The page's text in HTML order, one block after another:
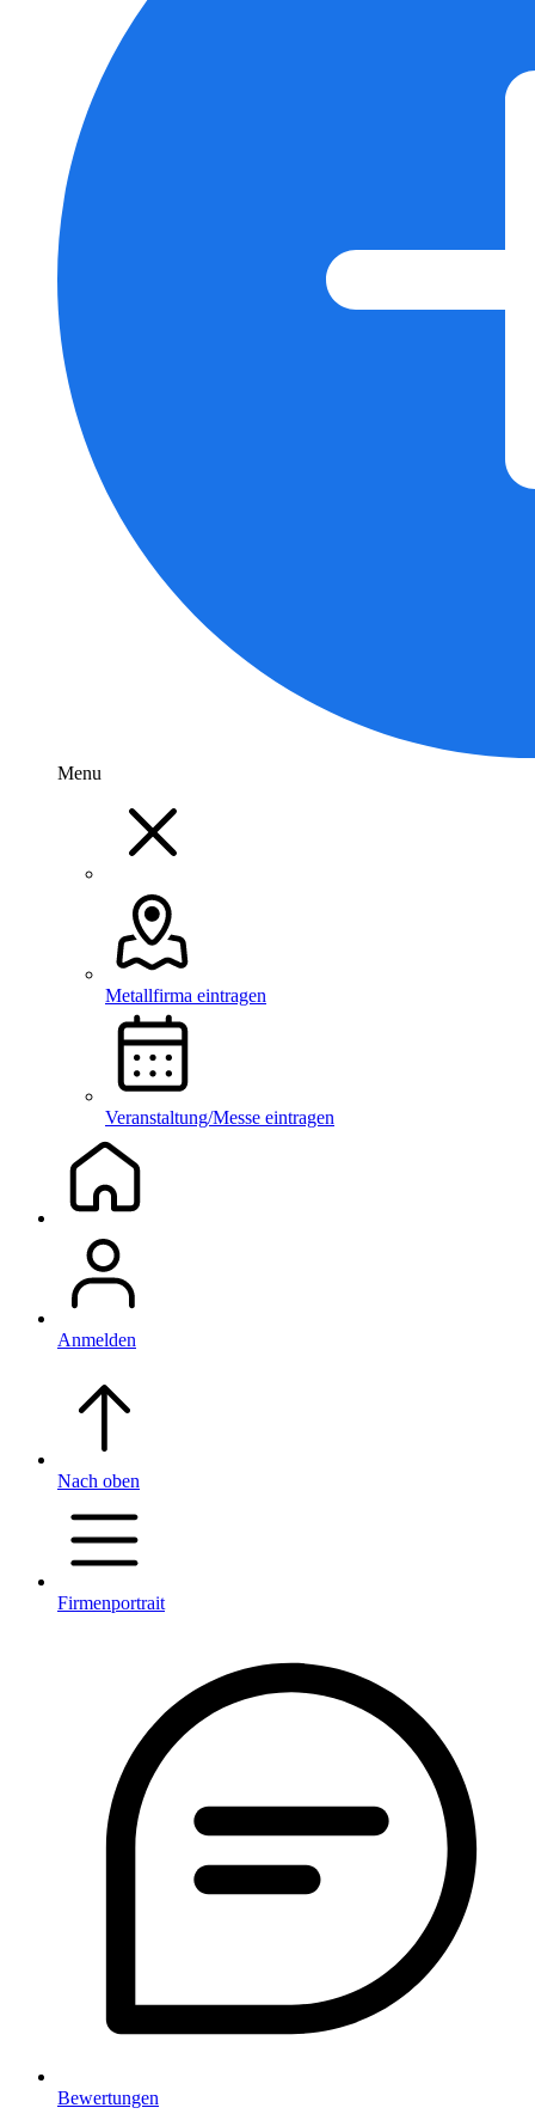
Menu
Metallfirma eintragen
Veranstaltung/Messe eintragen
Anmelden
Nach oben
Firmenportrait
Bewertungen